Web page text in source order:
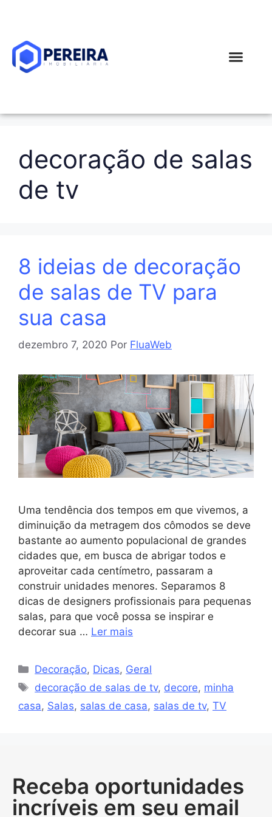
decoração de salas
de tv
8 ideias de decoração
de salas de TV para
sua casa
dezembro 7, 2020 Por FluaWeb
Uma tendência dos tempos em que vivemos, a
diminuição da metragem dos cômodos se deve
bastante ao aumento populacional de grandes
cidades que, em busca de abrigar todos e
aproveitar cada centímetro, passaram a
construir unidades menores. Separamos 8
dicas de designers profissionais para pequenas
salas, para que você possa se inspirar e
decorar sua … Ler mais
Decoração, Dicas, Geral
decoração de salas de tv, decore, minha
casa, Salas, salas de casa, salas de tv, TV
Receba oportunidades
incríveis em seu email